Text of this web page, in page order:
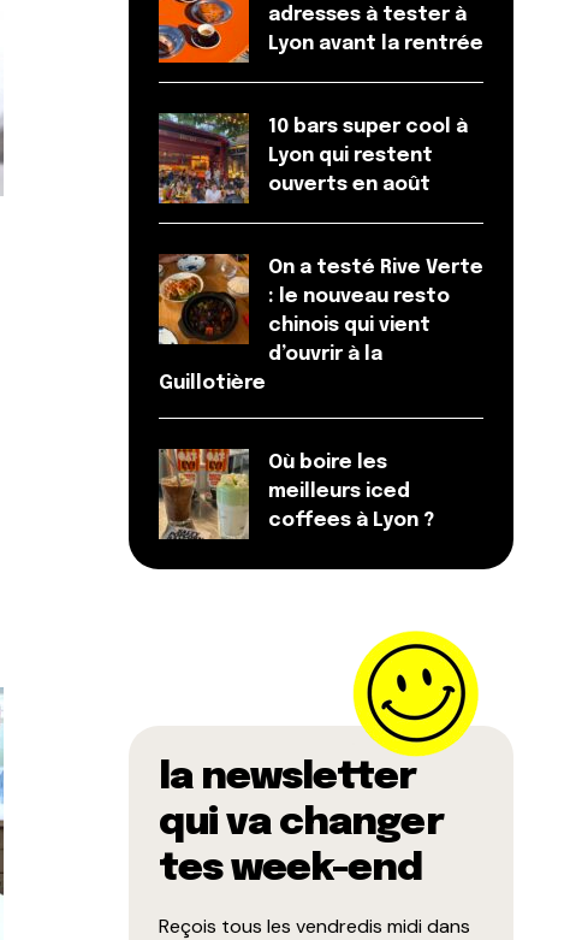
adresses à tester à
Lyon avant la rentrée
10 bars super cool à
Lyon qui restent
ouverts en août
On a testé Rive Verte
: le nouveau resto
chinois qui vient
d’ouvrir à la
Guillotière
Où boire les
meilleurs iced
coffees à Lyon ?
la newsletter
qui va changer
tes week-end
Reçois tous les vendredis midi dans